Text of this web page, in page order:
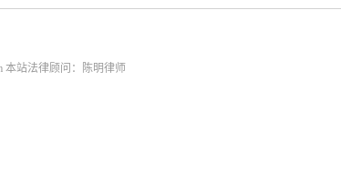
本站法律顾问：陈明律师